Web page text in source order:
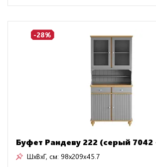
-28%
Буфет Рандеву 222 (серый 7042
ШxВxГ, см: 98x209x45.7